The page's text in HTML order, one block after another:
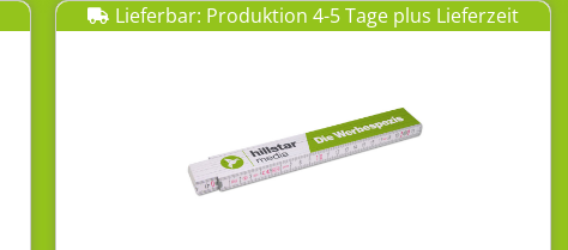
Lieferbar: Produktion 4-5 Tage plus Lieferzeit